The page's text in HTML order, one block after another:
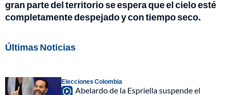
gran parte del territorio se espera que el cielo esté
completamente despejado y con tiempo seco.
Últimas Noticias
Elecciones Colombia
Abelardo de la Espriella suspende el